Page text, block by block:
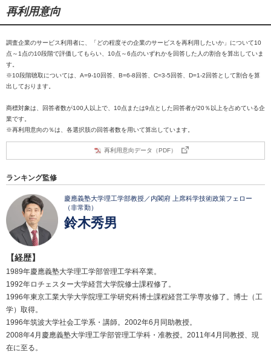
再利用意向
調査企業のサービス利用者に、「どの程度その企業のサービスを再利用したいか」について10
点～1点の10段階で評価してもらい、10点～6点のいずれかを回答した人の割合を算出していま
す。
※10段階聴取については、A=9-10回答、B=6-8回答、C=3-5回答、D=1-2回答として割合を算
出しております。
商標対象は、回答者数が100人以上で、10点または9点とした回答者が20％以上を占めている企
業です。
※再利用意向の％は、各選択肢の回答者数を用いて算出しています。
再利用意向データ（PDF）
ランキング監修
慶應義塾大学理工学部教授／内閣府 上席科学技術政策フェロー
（非常勤）
鈴木秀男
【経歴】
1989年慶應義塾大学理工学部管理工学科卒業。
1992年ロチェスター大学経営大学院修士課程修了。
1996年東京工業大学大学院理工学研究科博士課程経営工学専攻修了。博士（工
学）取得。
1996年筑波大学社会工学系・講師。2002年6月同助教授。
2008年4月慶應義塾大学理工学部管理工学科・准教授。2011年4月同教授、現
在に至る。